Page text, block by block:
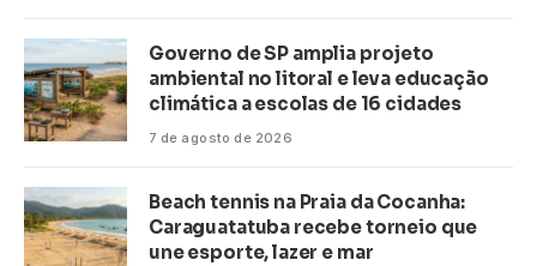
Governo de SP amplia projeto
ambiental no litoral e leva educação
climática a escolas de 16 cidades
7 de agosto de 2026
Beach tennis na Praia da Cocanha:
Caraguatatuba recebe torneio que
une esporte, lazer e mar